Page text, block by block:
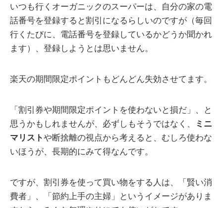
いつも行くオーガニックのスーパーは、自分の家の電
話番号を登録すると割引になるらしいのですが（毎回
行くたびに、電話番号を登録しているかどうか聞かれ
ます）、登録しようとは思いません。
楽天の期間限定ポイントもどんどん失効させてます。
「割引券や期間限定ポイントを使わないと損だ」、と
思うかもしれませんが、必ずしもそうではなく、
ミニ
マリストや断捨離の視点から考えると、むしろ使わな
いほうが、長期的にみて得なんです。
ですが、割引券を使って買い物をする人は、「賢い消
費者」、「節約上手の主婦」というイメージがありま